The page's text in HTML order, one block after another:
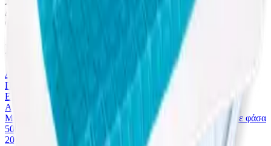
Δευτ–Παρ 9:00–15:00
Chapter iii.
Σχετικά προϊόντα
Δείτε όλα στην κατηγορία
Προσφορά
Εξαντλημένο
Ανατομικα μαξιλαρια
Μαξιλάρι Percale 100% Cotton Down Proof Δίγαζο Piping με φάσα
50×70 cm
20,00€
40,00€